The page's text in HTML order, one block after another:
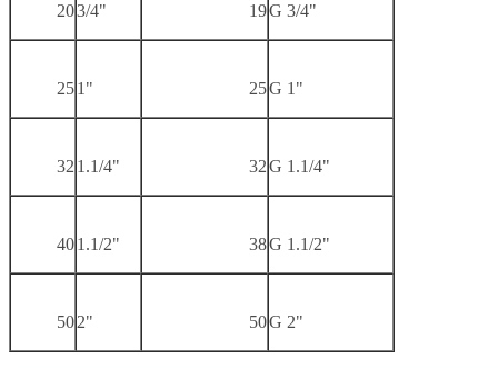
203/4" 19G 3/4"
251" 25G 1"
32 1.1/4" 32G 1.1/4"
401.1/2" 38G 1.1/2"
502" 50G 2"